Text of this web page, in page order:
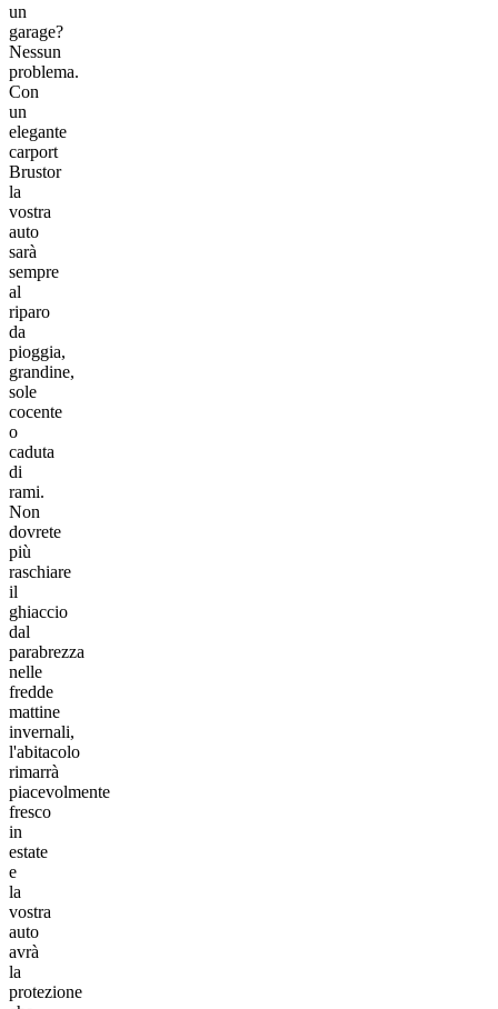
un
garage?
Nessun
problema.
Con
un
elegante
carport
Brustor
la
vostra
auto
sarà
sempre
al
riparo
da
pioggia,
grandine,
sole
cocente
o
caduta
di
rami.
Non
dovrete
più
raschiare
il
ghiaccio
dal
parabrezza
nelle
fredde
mattine
invernali,
l'abitacolo
rimarrà
piacevolmente
fresco
in
estate
e
la
vostra
auto
avrà
la
protezione